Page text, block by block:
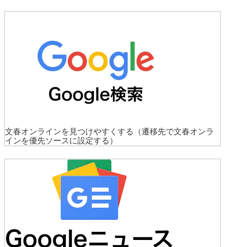
文春オンラインを見つけやすくする
（遷移先で文春オンラ
インを優先ソースに設定する）